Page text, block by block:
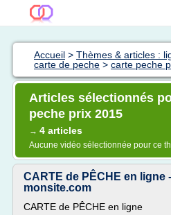
Accueil > Thèmes & articles :
carte de peche > carte peche
Articles sélectionnés
peche prix 2015
→ 4 articles
Aucune vidéo sélectionnée pour ce
CARTE de PÊCHE en ligne
monsite.com
CARTE de PÊCHE en ligne